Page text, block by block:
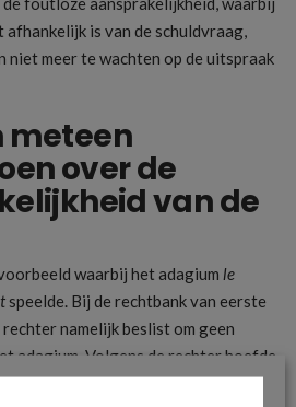
is van de schuldvraag,
niet meer te wachten op de uitspraak
meteen
over de
van de
waarbij het adagium le
speelde. Bij de rechtbank van eerste
namelijk beslist om geen
adagium. Volgens de rechter hoefde
(on)ontvankelijkheid van de vordering.